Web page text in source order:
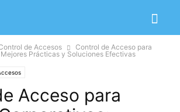
de Accesos
Control de Acceso para
Prácticas y Soluciones Efectivas
Acceso para